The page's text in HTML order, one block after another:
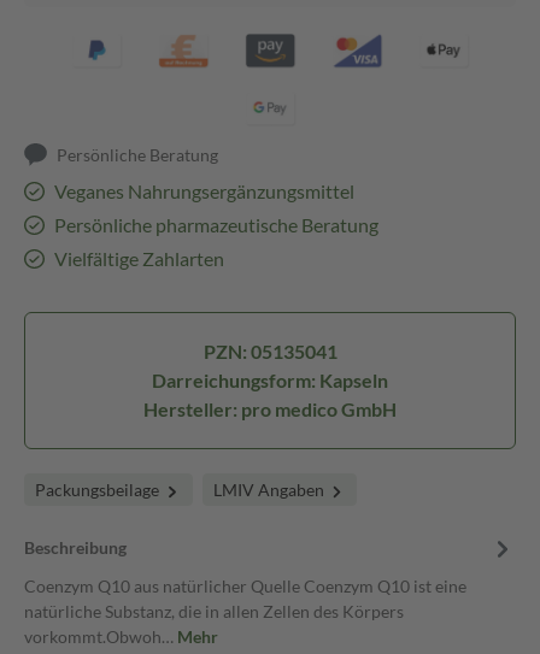
Persönliche Beratung
Veganes Nahrungsergänzungsmittel
Persönliche pharmazeutische Beratung
Vielfältige Zahlarten
PZN: 05135041
Darreichungsform: Kapseln
Hersteller: pro medico GmbH
Packungsbeilage LMIV Angaben
Beschreibung
Coenzym Q10 aus natürlicher Quelle Coenzym Q10 ist eine
natürliche Substanz, die in allen Zellen des Körpers
vorkommt.Obwoh… Mehr